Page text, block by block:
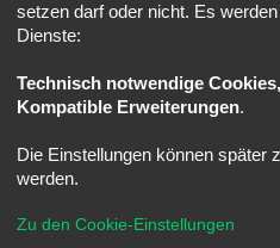
HTML:
Board3 Portal
Portal Ruhmeshalle
® Forum
Deutsche
setzen darf oder nicht. Es
Dienste:
Technisch notwendige
Kompatible Erweiterungen.
Die Einstellungen können später
werden.
Zu den Cookie-Einstellungen